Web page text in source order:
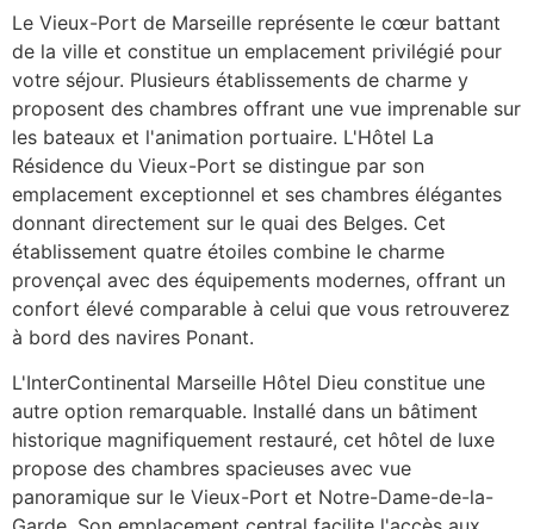
Le Vieux-Port de Marseille représente le cœur battant
de la ville et constitue un emplacement privilégié pour
votre séjour. Plusieurs établissements de charme y
proposent des chambres offrant une vue imprenable sur
les bateaux et l'animation portuaire. L'Hôtel La
Résidence du Vieux-Port se distingue par son
emplacement exceptionnel et ses chambres élégantes
donnant directement sur le quai des Belges. Cet
établissement quatre étoiles combine le charme
provençal avec des équipements modernes, offrant un
confort élevé comparable à celui que vous retrouverez
à bord des navires Ponant.
L'InterContinental Marseille Hôtel Dieu constitue une
autre option remarquable. Installé dans un bâtiment
historique magnifiquement restauré, cet hôtel de luxe
propose des chambres spacieuses avec vue
panoramique sur le Vieux-Port et Notre-Dame-de-la-